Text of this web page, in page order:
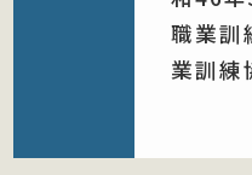
職業訓
業訓練